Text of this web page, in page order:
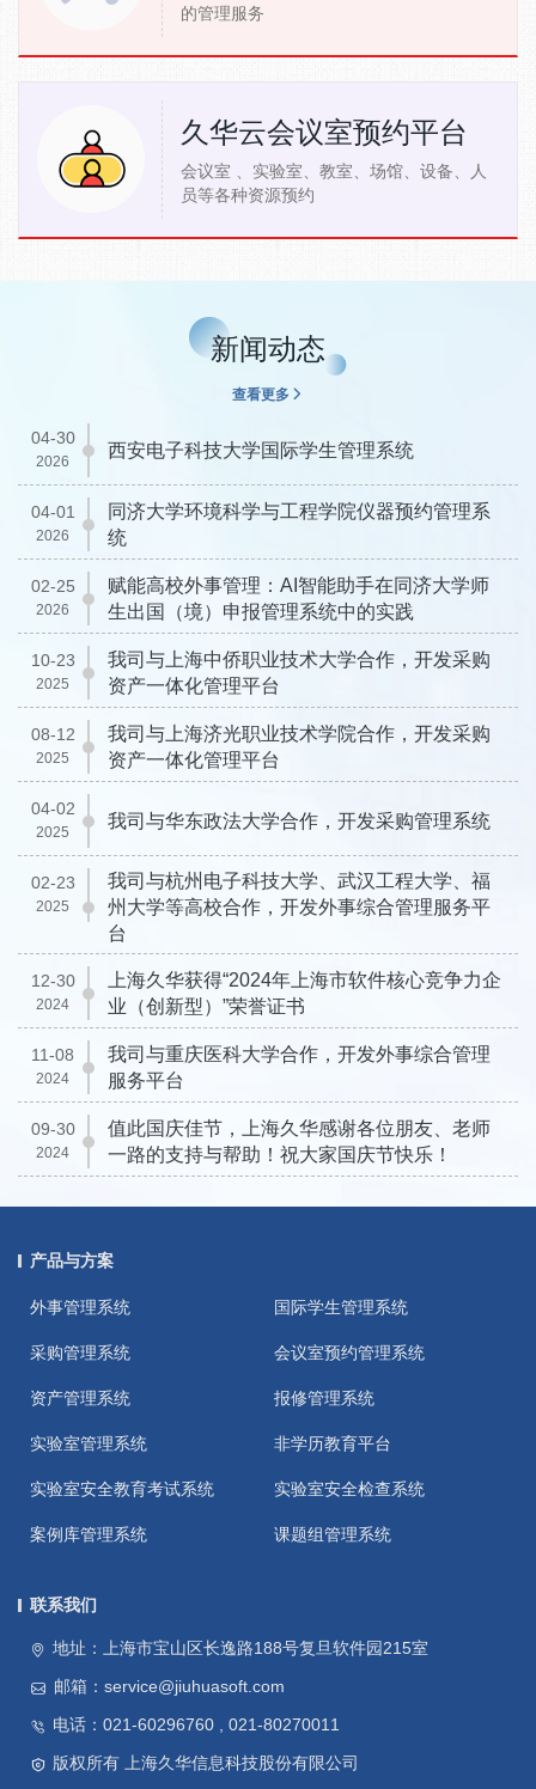
的管理服务
久华云会议室预约平台
会议室 、实验室、教室、场馆、设备、人
员等各种资源预约
新闻动态
查看更多
04-30
2026
西安电子科技大学国际学生管理系统
04-01
2026
同济大学环境科学与工程学院仪器预约管理系
统
02-25
2026
赋能高校外事管理：AI智能助手在同济大学师
生出国（境）申报管理系统中的实践
10-23
2025
我司与上海中侨职业技术大学合作，开发采购
资产一体化管理平台
08-12
2025
我司与上海济光职业技术学院合作，开发采购
资产一体化管理平台
04-02
2025
我司与华东政法大学合作，开发采购管理系统
02-23
2025
我司与杭州电子科技大学、武汉工程大学、福
州大学等高校合作，开发外事综合管理服务平
台
12-30
2024
上海久华获得“2024年上海市软件核心竞争力企
业（创新型）”荣誉证书
11-08
2024
我司与重庆医科大学合作，开发外事综合管理
服务平台
09-30
2024
值此国庆佳节，上海久华感谢各位朋友、老师
一路的支持与帮助！祝大家国庆节快乐！
产品与方案
外事管理系统 国际学生管理系统
采购管理系统 会议室预约管理系统
资产管理系统 报修管理系统
实验室管理系统 非学历教育平台
实验室安全教育考试系统 实验室安全检查系统
案例库管理系统 课题组管理系统
联系我们
地址：上海市宝山区长逸路188号复旦软件园215室
邮箱：service@jiuhuasoft.com
电话：021-60296760 , 021-80270011
版权所有 上海久华信息科技股份有限公司